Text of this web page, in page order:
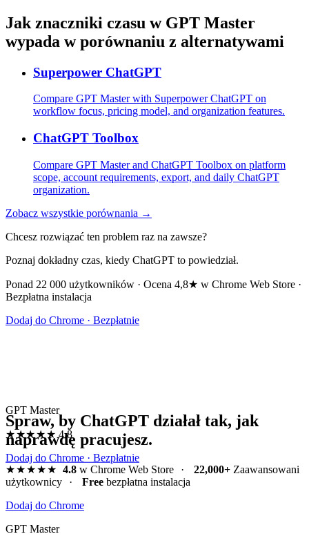
Jak znaczniki czasu w GPT Master
wypada w porównaniu z alternatywami
Superpower ChatGPT
Compare GPT Master with Superpower ChatGPT on
workflow focus, pricing model, and organization features.
ChatGPT Toolbox
Compare GPT Master and ChatGPT Toolbox on platform
scope, account requirements, export, and daily ChatGPT
organization.
Zobacz wszystkie porównania →
Chcesz rozwiązać ten problem raz na zawsze?
Poznaj dokładny czas, kiedy ChatGPT to powiedział.
Ponad 22 000 użytkowników · Ocena 4,8★ w Chrome Web Store ·
Bezpłatna instalacja
Dodaj do Chrome · Bezpłatnie
GPT Master
★★★★★ 4.8
Dodaj do Chrome · Bezpłatnie
Spraw, by ChatGPT działał tak, jak
naprawdę pracujesz.
★★★★★ 4.8w Chrome Web Store · 22,000+Zaawansowani
użytkownicy
· Free bezpłatna instalacja
Dodaj do Chrome
GPT Master